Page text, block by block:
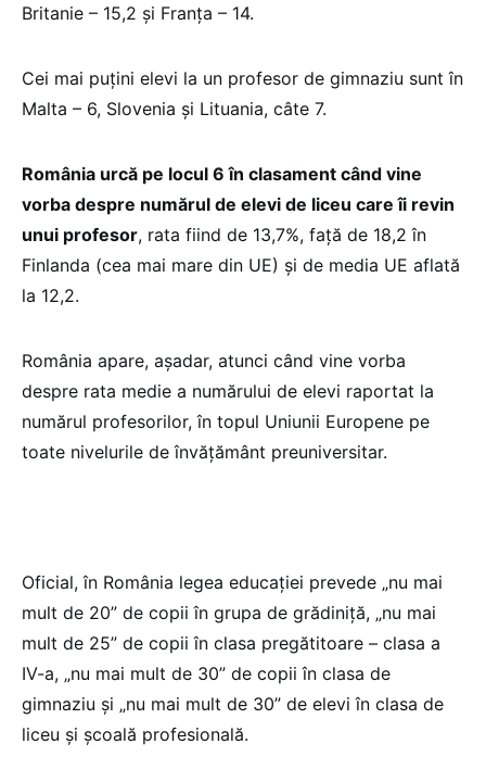
Britanie – 15,2 şi Franța – 14.
Cei mai puțini elevi la un profesor de gimnaziu sunt în
Malta – 6, Slovenia şi Lituania, câte 7.
România urcă pe locul 6 în clasament când vine
vorba despre numărul de elevi de liceu care îi revin
unui profesor, rata fiind de 13,7%, față de 18,2 în
Finlanda (cea mai mare din UE) şi de media UE aflată
la 12,2.
România apare, aşadar, atunci când vine vorba
despre rata medie a numărului de elevi raportat la
numărul profesorilor, în topul Uniunii Europene pe
toate nivelurile de învățământ preuniversitar.
Oficial, în România legea educației prevede „nu mai
mult de 20” de copii în grupa de grădiniță, „nu mai
mult de 25” de copii în clasa pregătitoare – clasa a
IV-a, „nu mai mult de 30” de copii în clasa de
gimnaziu și „nu mai mult de 30” de elevi în clasa de
liceu și școală profesională.